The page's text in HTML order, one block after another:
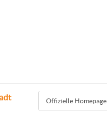
Offizielle Homepage